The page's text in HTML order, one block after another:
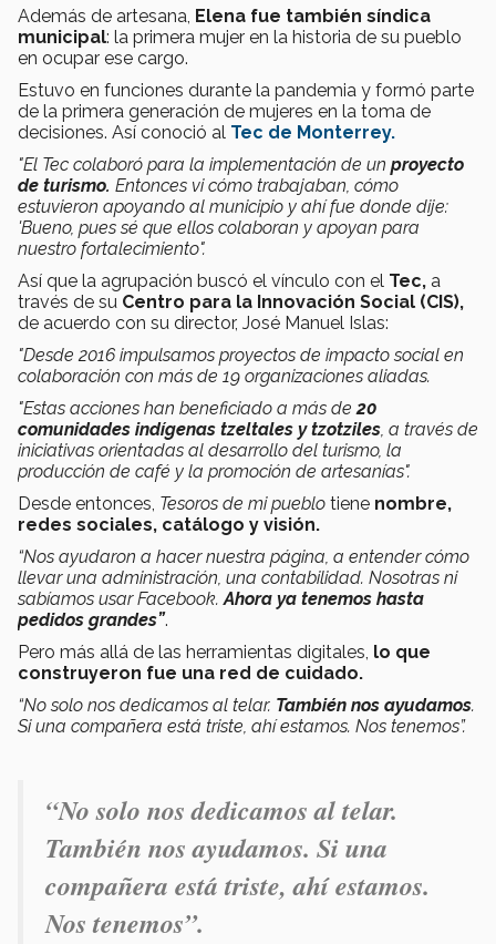
Además de artesana, Elena fue también síndica
municipal: la primera mujer en la historia de su pueblo
en ocupar ese cargo.
Estuvo en funciones durante la pandemia y formó parte
de la primera generación de mujeres en la toma de
decisiones. Así conoció al Tec de Monterrey.
"El Tec colaboró para la implementación de un proyecto
de turismo. Entonces vi cómo trabajaban, cómo
estuvieron apoyando al municipio y ahí fue donde dije:
'Bueno, pues sé que ellos colaboran y apoyan para
nuestro fortalecimiento".
Así que la agrupación buscó el vínculo con el Tec, a
través de su Centro para la Innovación Social (CIS),
de acuerdo con su director, José Manuel Islas:
"Desde 2016 impulsamos proyectos de impacto social en
colaboración con más de 19 organizaciones aliadas.
"Estas acciones han beneficiado a más de20
comunidades indígenas tzeltales y tzotziles, a través de
iniciativas orientadas al desarrollo del turismo, la
producción de café y la promoción de artesanías".
Desde entonces, Tesoros de mi pueblo tiene nombre,
redes sociales, catálogo y visión.
“Nos ayudaron a hacer nuestra página, a entender cómo
llevar una administración, una contabilidad. Nosotras ni
sabíamos usar Facebook. Ahora ya tenemos hasta
pedidos grandes”.
Pero más allá de las herramientas digitales, lo que
construyeron fue una red de cuidado.
“No solo nos dedicamos al telar. También nos ayudamos.
Si una compañera está triste, ahí estamos. Nos tenemos”.
“No solo nos dedicamos al telar.
También nos ayudamos. Si una
compañera está triste, ahí estamos.
Nos tenemos”.